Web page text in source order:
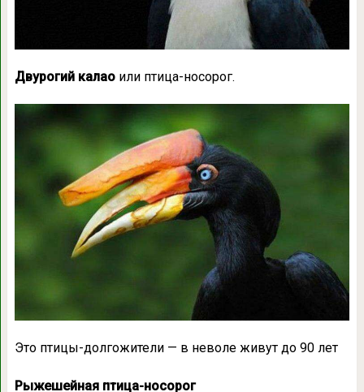
Двурогий калаоили птица-носорог.
Это птицы-долгожители — в неволе живут до 90 лет
Рыжешейная птица-носорог